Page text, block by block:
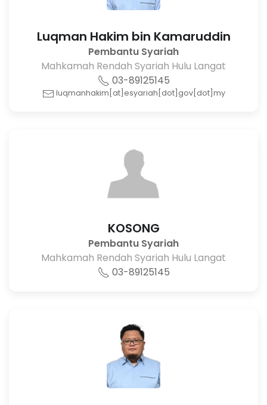
Luqman Hakim bin Kamaruddin
Pembantu Syariah
Mahkamah Rendah Syariah Hulu Langat
03-89125145
luqmanhakim[at]esyariah[dot]gov[dot]my
KOSONG
Pembantu Syariah
Mahkamah Rendah Syariah Hulu Langat
03-89125145